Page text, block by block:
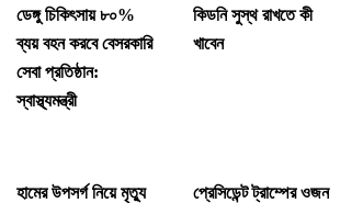
ডেঙ্গু চিকিৎসায় ৮০%
ব্যয় বহন করবে বেসরকারি
সেবা প্রতিষ্ঠান:
স্বাস্থ্যমন্ত্রী
কিডনি সুস্থ রাখতে কী
খাবেন
হামের উপসর্গ নিয়ে মৃত্যু
প্রেসিডেন্ট ট্রাম্পের ওজন